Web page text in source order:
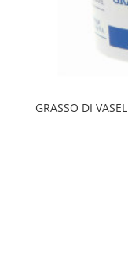
GRASSO DI